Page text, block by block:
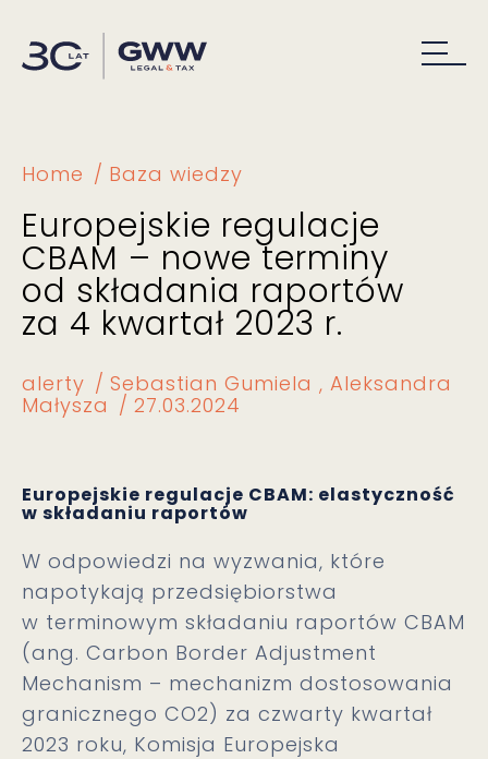
Home Baza wiedzy
Europejskie regulacje
CBAM – nowe terminy
od składania raportów
za 4 kwartał 2023 r.
alerty Sebastian Gumiela
Aleksandra
Małysza
27.03.2024
Europejskie regulacje CBAM: elastyczność
w składaniu raportów
W odpowiedzi na wyzwania, które
napotykają przedsiębiorstwa
w terminowym składaniu raportów CBAM
(ang. Carbon Border Adjustment
Mechanism – mechanizm dostosowania
granicznego CO2) za czwarty kwartał
2023 roku, Komisja Europejska